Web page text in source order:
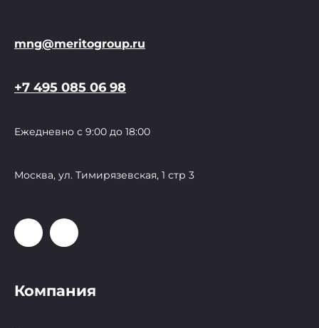
mng@meritogroup.ru
+7 495 085 06 98
Ежедневно с 9:00 до 18:00
Москва, ул. Тимирязевская, 1 стр 3
Компания